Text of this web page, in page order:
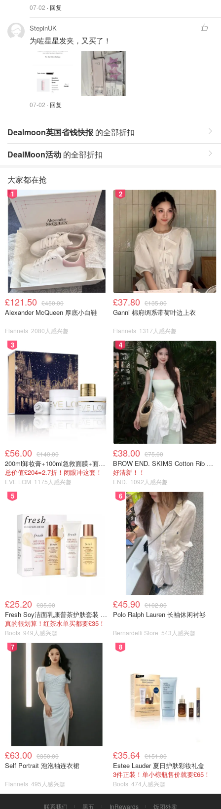
07-02 · 回复
StepinUK
为咗星星发夹，又买了！
07-02 · 回复
Dealmoon英国省钱快报 的全部折扣
DealMoon活动 的全部折扣
大家都在抢
1
£121.50 £450.00
Alexander McQueen 厚底小白鞋
Flannels 2080人感兴趣
2
£37.80 £135.00
Ganni 棉府绸系带荷叶边上衣
Flannels 1317人感兴趣
3
£56.00 £140.00
200ml卸妆膏+100ml急救面膜+面霜+洁颜布
总价值£204=2.7折！闭眼冲这套！
EVE LOM 1175人感兴趣
4
£38.00 £75.00
BROW END. SKIMS Cotton Rib 长款背心连衣裙 薄荷绿
好清新！！
END. 1092人感兴趣
5
£25.20 £35.00
Fresh Soy洁面乳康普茶护肤套装 100ml
真的很划算！红茶水单买都要£35！
Boots 949人感兴趣
6
£45.90 £102.00
Polo Ralph Lauren 长袖休闲衬衫
Bernardelli Store 543人感兴趣
7
£63.00 £350.00
Self Portrait 泡泡袖连衣裙
Flannels 495人感兴趣
8
£35.64 £151.00
Estee Lauder 夏日护肤彩妆礼盒
3件正装！单小棕瓶售价就要£65！
Boots 474人感兴趣
联系我们 黑五 InRewards 饭团外卖